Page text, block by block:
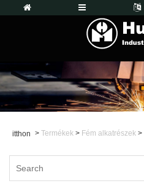
itthon > Termékek > Fém alkatrészek >